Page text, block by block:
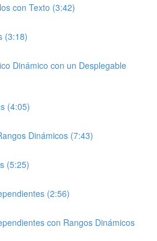
con Texto (3:42)
(3:18)
Dinámico con un Desplegable
(4:05)
Dinámicos (7:43)
(5:25)
(2:56)
con Rangos Dinámicos